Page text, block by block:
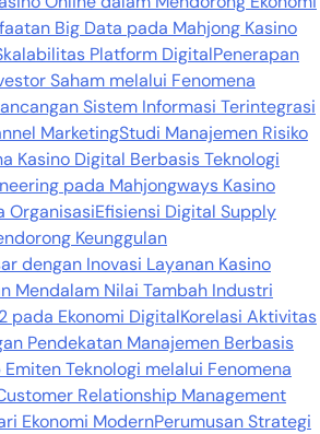
Big Data pada Mahjong Kasino
Platform DigitalPenerapan
Saham melalui Fenomena
Sistem Informasi Terintegrasi
MarketingStudi Manajemen Risiko
Kasino Digital Berbasis Teknologi
pada Mahjongways Kasino
OrganisasiEfisiensi Digital Supply
Keunggulan
dengan Inovasi Layanan Kasino
Mendalam Nilai Tambah Industri
pada Ekonomi DigitalKorelasi Aktivitas
Pendekatan Manajemen Berbasis
Teknologi melalui Fenomena
Relationship Management
Ekonomi ModernPerumusan Strategi